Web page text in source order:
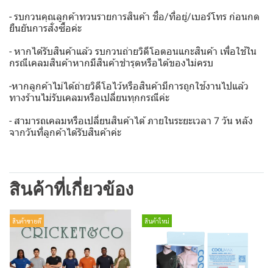
- รบกวนคุณลูกค้าทวนรายการสินค้า ชื่อ/ที่อยู่/เบอร์โทร ก่อนกด
ยืนยันการสั่งซื้อค่ะ
- หากได้รับสินค้าแล้ว รบกวนถ่ายวิดีโอตอนแกะสินค้า เพื่อใช้ใน
กรณีเคลมสินค้าหากมีสินค้าชำรุดหรือได้ของไม่ครบ
-หากลูกค้าไม่ได้ถ่ายวิดีโอไว้หรือสินค้ามีการถูกใช้งานไปแล้ว
ทางร้านไม่รับเคลมหรือเปลี่ยนทุกกรณีค่ะ️
- สามารถเคลมหรือเปลี่ยนสินค้าได้ ภายในระยะเวลา 7 วัน หลัง
จากวันที่ลูกค้าได้รับสินค้าค่ะ
สินค้าที่เกี่ยวข้อง
สินค้าขายดี สินค้าใหม่